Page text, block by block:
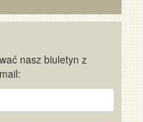
nasz biuletyn z